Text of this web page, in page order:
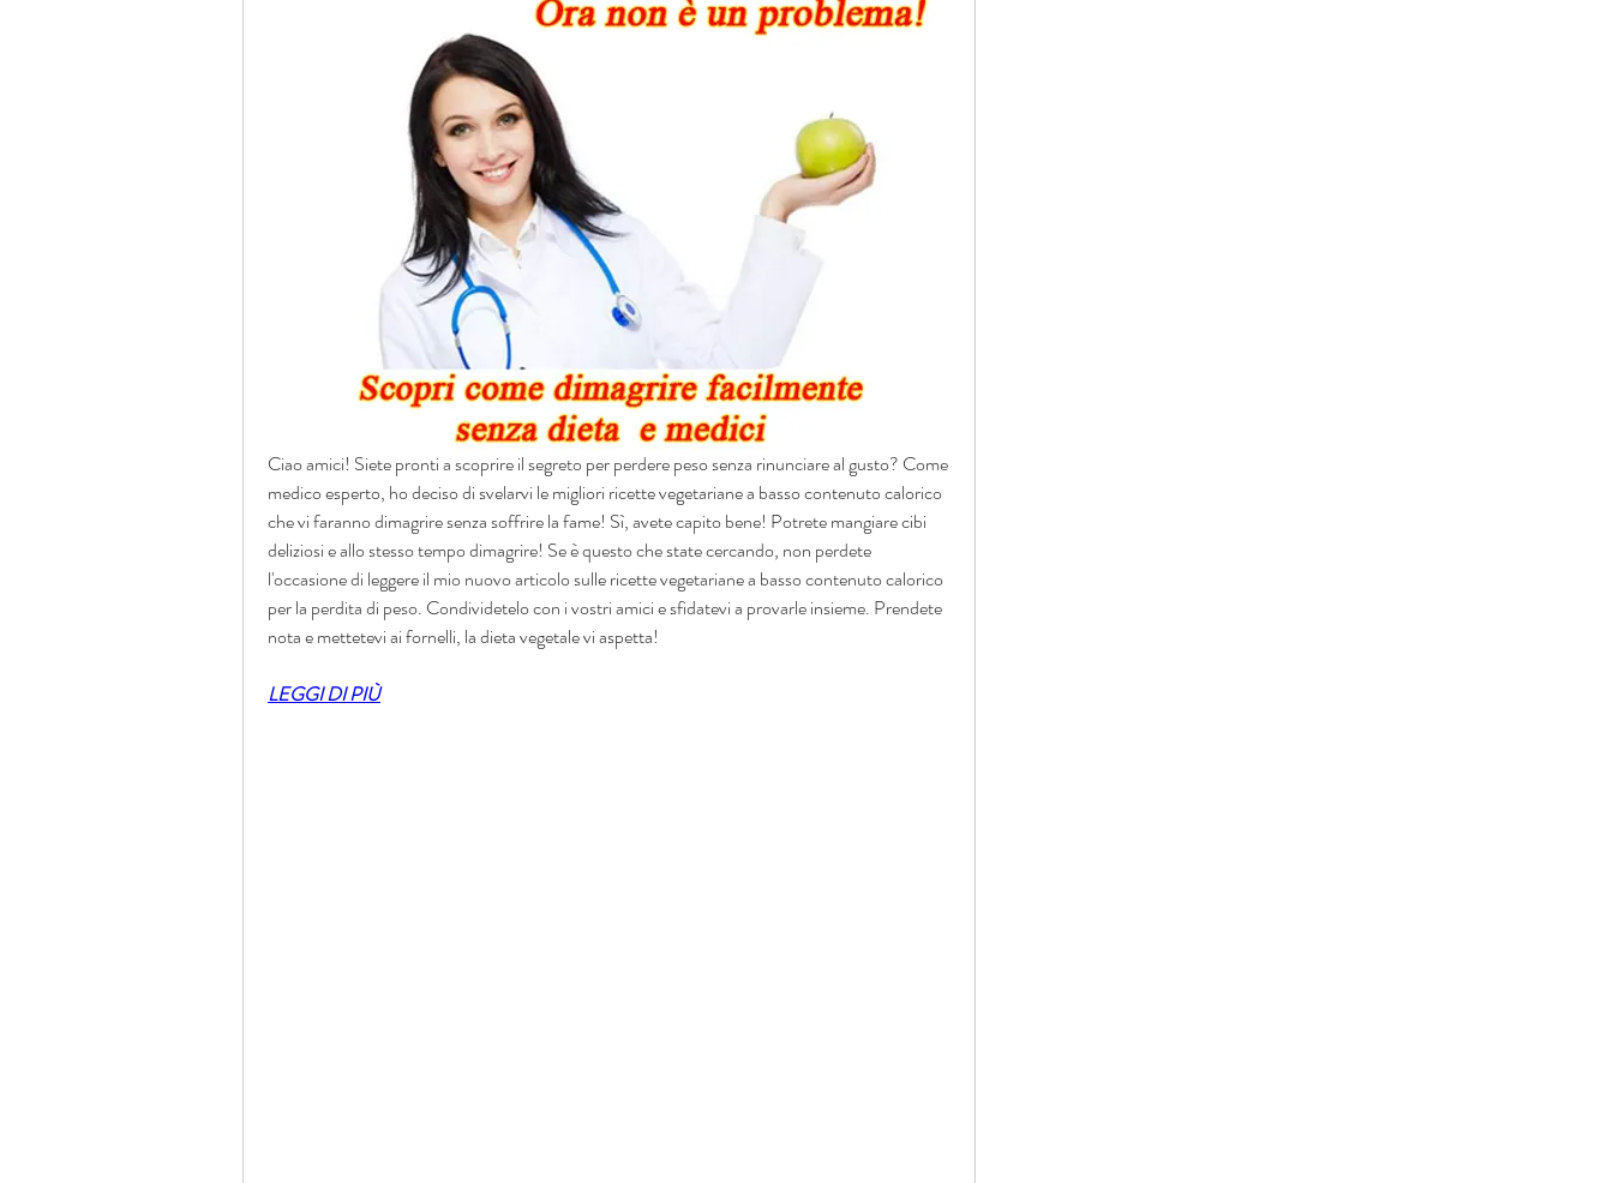
Ciao amici! Siete pronti a scoprire il segreto per perdere peso senza rinunciare al gusto? Come
medico esperto, ho deciso di svelarvi le migliori ricette vegetariane a basso contenuto calorico
che vi faranno dimagrire senza soffrire la fame! Sì, avete capito bene! Potrete mangiare cibi
deliziosi e allo stesso tempo dimagrire! Se è questo che state cercando, non perdete
l'occasione di leggere il mio nuovo articolo sulle ricette vegetariane a basso contenuto calorico
per la perdita di peso. Condividetelo con i vostri amici e sfidatevi a provarle insieme. Prendete
nota e mettetevi ai fornelli, la dieta vegetale vi aspetta!
LEGGI DI PIÙ